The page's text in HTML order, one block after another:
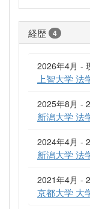
経歴 4
2026年4月 -
上智大学
2025年8月 -
新潟大学 法
2024年4月 -
新潟大学 法
2021年4月 -
京都大学 大